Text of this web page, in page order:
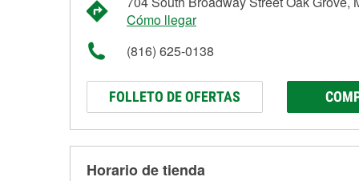
Cómo llegar
(816) 625-0138
FOLLETO DE OFERTAS
Horario de tienda